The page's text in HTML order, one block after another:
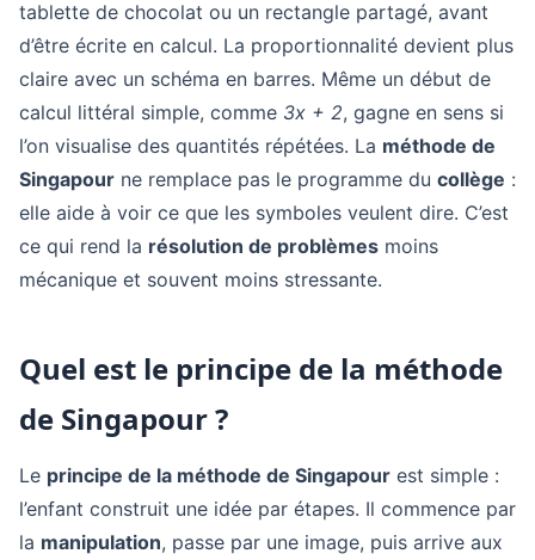
tablette de chocolat ou un rectangle partagé, avant
d’être écrite en calcul. La proportionnalité devient plus
claire avec un schéma en barres. Même un début de
calcul littéral simple, comme 3x + 2, gagne en sens si
l’on visualise des quantités répétées. La méthode de
Singapour ne remplace pas le programme du collège :
elle aide à voir ce que les symboles veulent dire. C’est
ce qui rend la résolution de problèmes moins
mécanique et souvent moins stressante.
Quel est le principe de la méthode
de Singapour ?
Le principe de la méthode de Singapour est simple :
l’enfant construit une idée par étapes. Il commence par
la manipulation, passe par une image, puis arrive aux